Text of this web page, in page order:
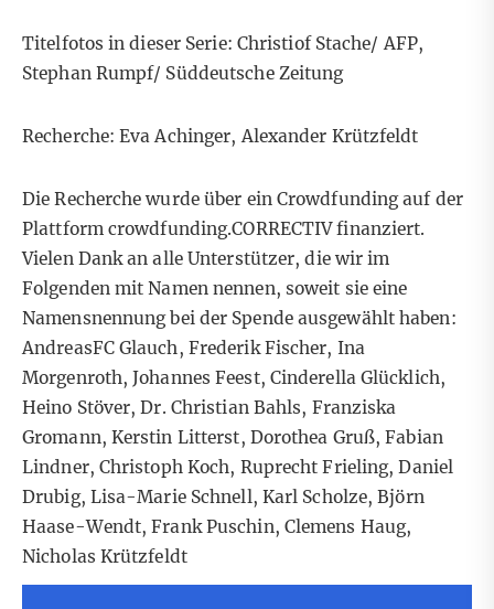
Titelfotos in dieser Serie: Christiof Stache/ AFP,
Stephan Rumpf/ Süddeutsche Zeitung
Recherche: Eva Achinger, Alexander Krützfeldt
Die Recherche wurde über ein Crowdfunding auf der
Plattform crowdfunding.CORRECTIV finanziert.
Vielen Dank an alle Unterstützer, die wir im
Folgenden mit Namen nennen, soweit sie eine
Namensnennung bei der Spende ausgewählt haben:
AndreasFC Glauch, Frederik Fischer, Ina
Morgenroth, Johannes Feest, Cinderella Glücklich,
Heino Stöver, Dr. Christian Bahls, Franziska
Gromann, Kerstin Litterst, Dorothea Gruß, Fabian
Lindner, Christoph Koch, Ruprecht Frieling, Daniel
Drubig, Lisa-Marie Schnell, Karl Scholze, Björn
Haase-Wendt, Frank Puschin, Clemens Haug,
Nicholas Krützfeldt